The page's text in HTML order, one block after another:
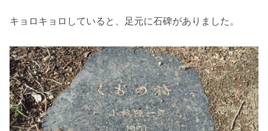
キョロキョロしていると、足元に石碑がありました。